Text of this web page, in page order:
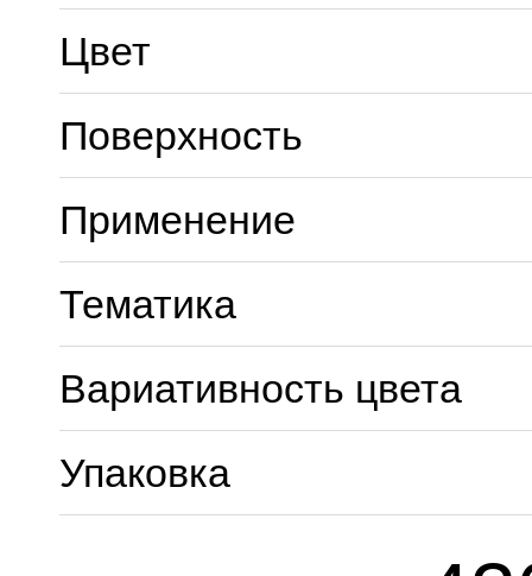
Цвет
Поверхность
Применение
Тематика
Вариативность цвета
Упаковка